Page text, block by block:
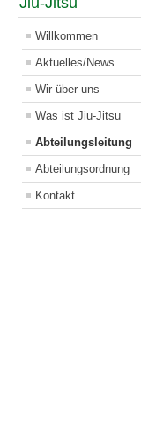
Willkommen
Aktuelles/News
Wir über uns
Was ist Jiu-Jitsu
Abteilungsleitung
Abteilungsordnung
Kontakt